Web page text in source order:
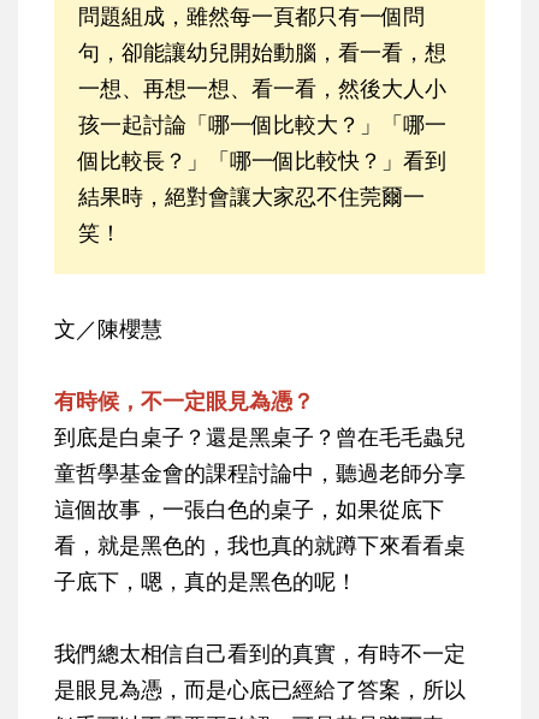
問題組成，雖然每一頁都只有一個問
句，卻能讓幼兒開始動腦，看一看，想
一想、再想一想、看一看，然後大人小
孩一起討論「哪一個比較大？」「哪一
個比較長？」「哪一個比較快？」看到
結果時，絕對會讓大家忍不住莞爾一
笑！
文／陳櫻慧
有時候，不一定眼見為憑？
到底是白桌子？還是黑桌子？曾在毛毛蟲兒
童哲學基金會的課程討論中，聽過老師分享
這個故事，一張白色的桌子，如果從底下
看，就是黑色的，我也真的就蹲下來看看桌
子底下，嗯，真的是黑色的呢！
我們總太相信自己看到的真實，有時不一定
是眼見為憑，而是心底已經給了答案，所以